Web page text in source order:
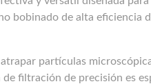
de alta eficiencia
partículas
filtración de precisión es